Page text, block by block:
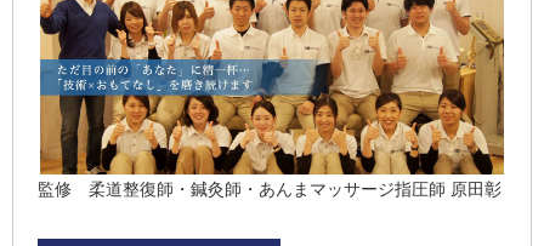
監修 柔道整復師・鍼灸師・あんまマッサージ指圧師 原田彰